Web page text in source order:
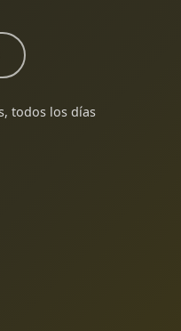
todos los días